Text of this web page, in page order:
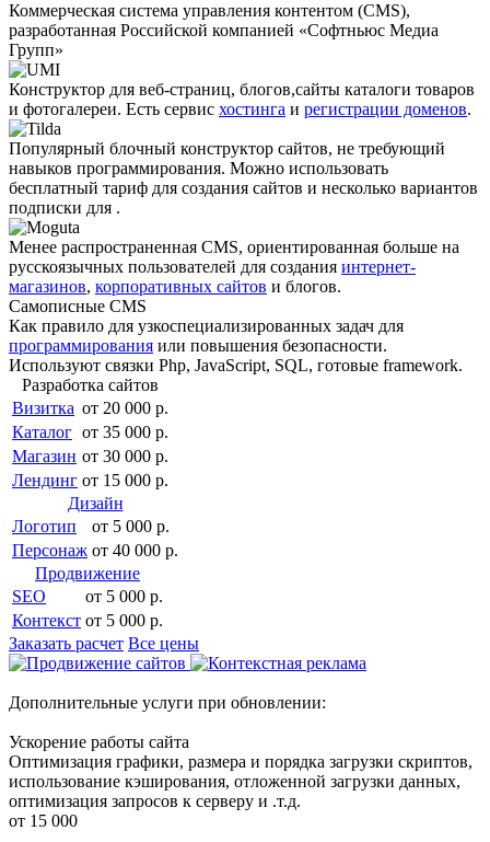
Коммерческая система управления контентом (CMS),
разработанная Российской компанией «Софтньюс Медиа
Групп»
Конструктор для веб-страниц, блогов,сайты каталоги товаров
и фотогалереи. Есть сервис хостинга и регистрации доменов.
Популярный блочный конструктор сайтов, не требующий
навыков программирования. Можно использовать
бесплатный тариф для создания сайтов и несколько вариантов
подписки для .
Менее распро­страненная CMS, ориентированная больше на
русскоязычных пользователей для создания интернет-
магазинов, корпоративных сайтов и блогов.
Самописные CMS
Как правило для узкоспециали­зированных задач для
программирования или повышения безопасности.
Используют связки Php, JavaScript, SQL, готовые framework.
Разработка сайтов
Визитка от 20 000 р.
Каталог от 35 000 р.
Магазин от 30 000 р.
Лендинг от 15 000 р.
Дизайн
Логотип
от 5 000 р.
Персонаж от 40 000 р.
Продвижение
SEO
от 5 000 р.
Контекст от 5 000 р.
Заказать расчет Все цены
Дополнительные услуги при обновлении:
Ускорение работы сайта
Оптимизация графики, размера и порядка загрузки скриптов,
использование кэширования, отложенной загрузки данных,
оптимизация запросов к серверу и .т.д.
от 15 000